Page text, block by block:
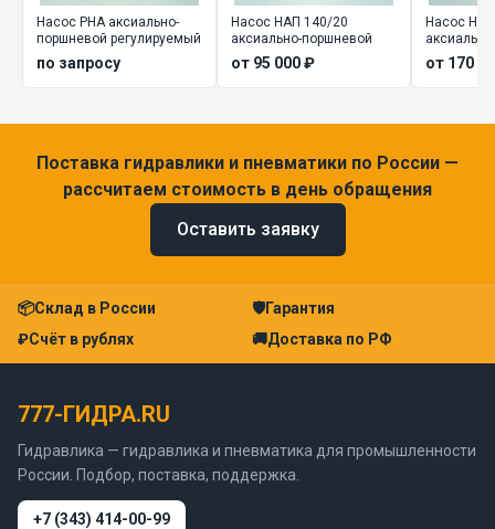
Насос РНА аксиально-
поршневой регулируемый
по запросу
Насос НАП 140/20
аксиально-поршневой
от 95 000 ₽
Насос
от 170
Поставка гидравлики и пневматики по России —
рассчитаем стоимость в день обращения
Оставить заявку
📦Склад в России 🛡Гарантия
₽Счёт в рублях 🚚Доставка по РФ
777-ГИДРА.RU
Гидравлика — гидравлика и пневматика для промышленности
России. Подбор, поставка, поддержка.
+7 (343) 414-00-99